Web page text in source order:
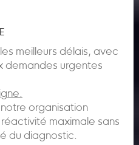
meilleurs délais, avec
demandes urgentes
organisation
maximale sans
du diagnostic.